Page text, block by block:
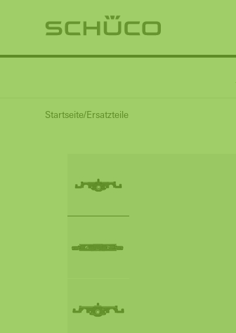
Startseite Ersatzteile